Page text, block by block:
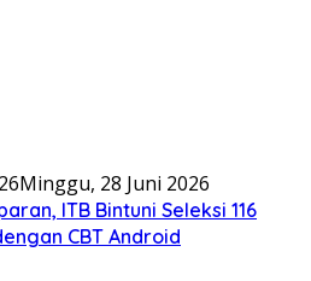
Minggu, 28 Juni 2026
ITB Bintuni Seleksi 116
CBT Android